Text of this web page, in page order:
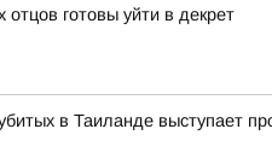
готовы уйти в декрет
в Таиланде выступает